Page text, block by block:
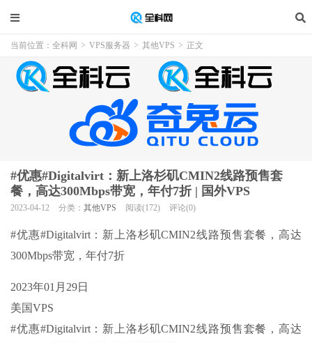
当前位置： 全科网 > VPS服务器 > 其他VPS > 正文
#优惠#Digitalvirt：新上洛杉矶CMIN2线路预售套
餐，高达300Mbps带宽，年付7折 | 国外VPS
2023-04-12 分类： 其他VPS 阅读(172) 评论(0)
#优惠#Digitalvirt：新上洛杉矶CMIN2线路预售套餐，高达
300Mbps带宽，年付7折
2023年01月29日
美国VPS
#优惠#Digitalvirt：新上洛杉矶CMIN2线路预售套餐，高达